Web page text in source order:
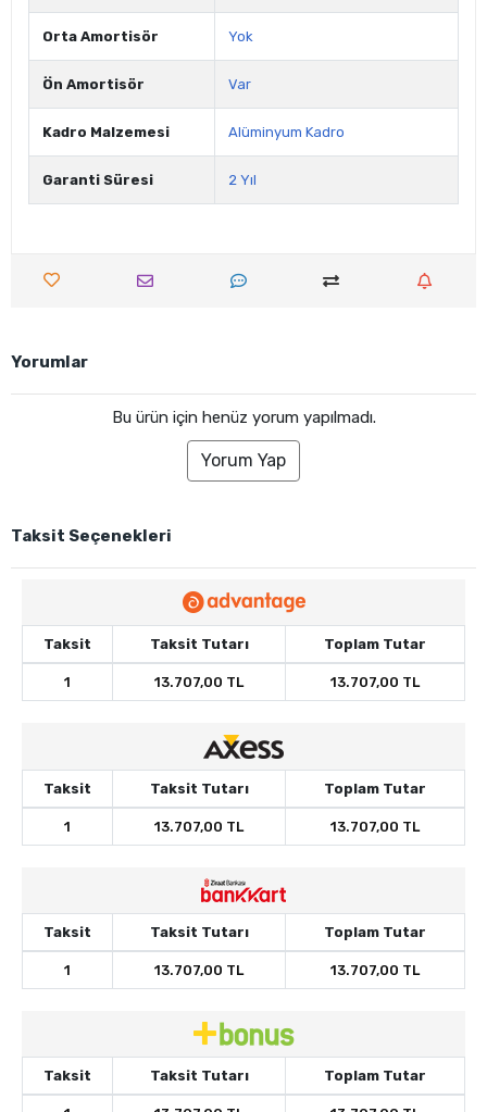
Orta Amortisör Yok
Ön Amortisör Var
Kadro Malzemesi Alüminyum Kadro
Garanti Süresi 2 Yıl
Yorumlar
Bu ürün için henüz yorum yapılmadı.
Yorum Yap
Taksit Seçenekleri
Taksit Taksit Tutarı Toplam Tutar
1 13.707,00 TL 13.707,00 TL
Taksit Taksit Tutarı Toplam Tutar
1 13.707,00 TL 13.707,00 TL
Taksit Taksit Tutarı Toplam Tutar
1 13.707,00 TL 13.707,00 TL
Taksit Taksit Tutarı Toplam Tutar